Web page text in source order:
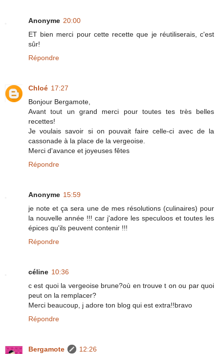
Anonyme 20:00
ET bien merci pour cette recette que je réutiliserais, c'est
sûr!
Répondre
Chloé 17:27
Bonjour Bergamote,
Avant tout un grand merci pour toutes tes très belles
recettes!
Je voulais savoir si on pouvait faire celle-ci avec de la
cassonade à la place de la vergeoise.
Merci d'avance et joyeuses fêtes
Répondre
Anonyme 15:59
je note et ça sera une de mes résolutions (culinaires) pour
la nouvelle année !!! car j'adore les speculoos et toutes les
épices qu'ils peuvent contenir !!!
Répondre
céline 10:36
c est quoi la vergeoise brune?où en trouve t on ou par quoi
peut on la remplacer?
Merci beaucoup, j adore ton blog qui est extra!!bravo
Répondre
Bergamote
12:26